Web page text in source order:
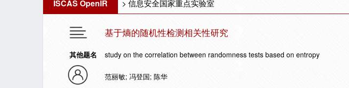
ISCAS OpenIR > 信息安全国家重点实验室
基于熵的随机性检测相关性研究
其他题名 study on the correlation between randomness tests based on entropy
范丽敏; 冯登国; 陈华